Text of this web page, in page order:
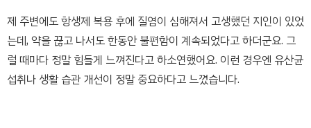
제 주변에도 항생제 복용 후에 질염이 심해져서 고생했던 지인이 있었
는데, 약을 끊고 나서도 한동안 불편함이 계속되었다고 하더군요. 그
럴 때마다 정말 힘들게 느껴진다고 하소연했어요. 이런 경우엔 유산균
섭취나 생활 습관 개선이 정말 중요하다고 느꼈습니다.